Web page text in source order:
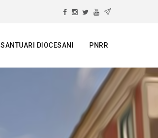
SANTUARI DIOCESANI PNRR